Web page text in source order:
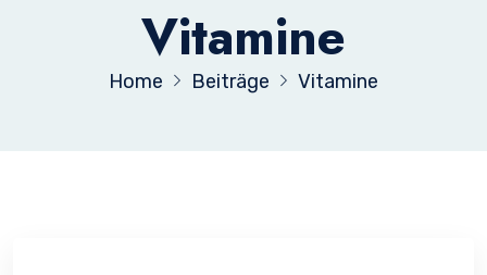
Vitamine
Home Beiträge Vitamine